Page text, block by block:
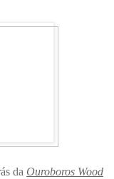
da Ouroboros Wood